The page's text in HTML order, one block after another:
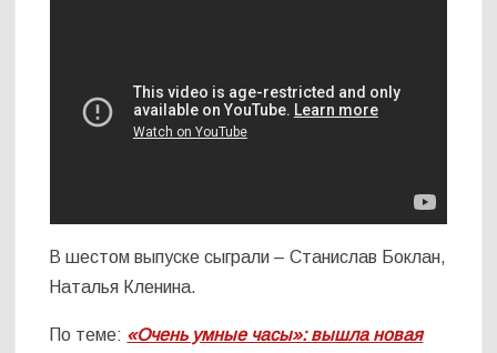
В шестом выпуске сыграли – Станислав Боклан,
Наталья Кленина.
По теме: «Очень умные часы»: вышла новая